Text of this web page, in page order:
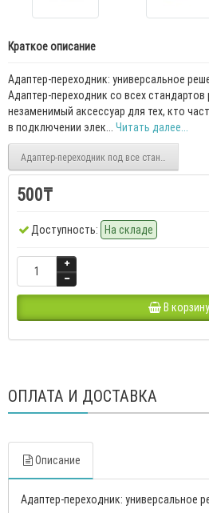
Краткое описание
Адаптер-переходник: универсальное
Адаптер-переходник со всех
незаменимый аксессуар для тех, кто
в подключении элек... Читать далее...
Адаптер-переходник под все стандарты
500₸
Доступность: На складе
В корзину
ОПЛАТА И ДОСТАВКА
Описание
Адаптер-переходник: универсальное